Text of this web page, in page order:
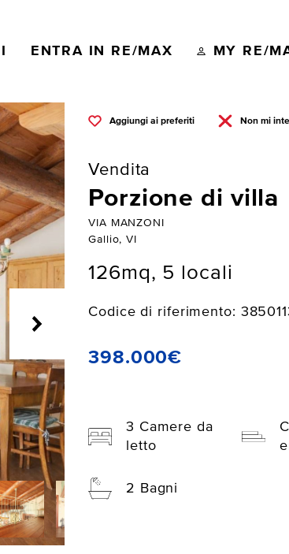
ENTRA IN RE/MAX MY RE/
Aggiungi ai preferiti Non mi
Vendita
Porzione di villa
VIA MANZONI
Gallio, VI
126mq, 5 locali
Codice di riferimento:
398.000€
3 Camere da
letto
2 Bagni